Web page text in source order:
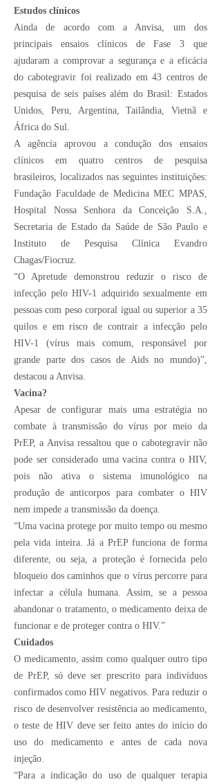
Estudos clínicos
Ainda de acordo com a Anvisa, um dos
principais ensaios clínicos de Fase 3 que
ajudaram a comprovar a segurança e a eficácia
do cabotegravir foi realizado em 43 centros de
pesquisa de seis países além do Brasil: Estados
Unidos, Peru, Argentina, Tailândia, Vietnã e
África do Sul.
A agência aprovou a condução dos ensaios
clínicos em quatro centros de pesquisa
brasileiros, localizados nas seguintes instituições:
Fundação Faculdade de Medicina MEC MPAS,
Hospital Nossa Senhora da Conceição S.A.,
Secretaria de Estado da Saúde de São Paulo e
Instituto de Pesquisa Clínica Evandro
Chagas/Fiocruz.
“O Apretude demonstrou reduzir o risco de
infecção pelo HIV-1 adquirido sexualmente em
pessoas com peso corporal igual ou superior a 35
quilos e em risco de contrair a infecção pelo
HIV-1 (vírus mais comum, responsável por
grande parte dos casos de Aids no mundo)”,
destacou a Anvisa.
Vacina?
Apesar de configurar mais uma estratégia no
combate à transmissão do vírus por meio da
PrEP, a Anvisa ressaltou que o cabotegravir não
pode ser considerado uma vacina contra o HIV,
pois não ativa o sistema imunológico na
produção de anticorpos para combater o HIV
nem impede a transmissão da doença.
“Uma vacina protege por muito tempo ou mesmo
pela vida inteira. Já a PrEP funciona de forma
diferente, ou seja, a proteção é fornecida pelo
bloqueio dos caminhos que o vírus percorre para
infectar a célula humana. Assim, se a pessoa
abandonar o tratamento, o medicamento deixa de
funcionar e de proteger contra o HIV.”
Cuidados
O medicamento, assim como qualquer outro tipo
de PrEP, só deve ser prescrito para indivíduos
confirmados como HIV negativos. Para reduzir o
risco de desenvolver resistência ao medicamento,
o teste de HIV deve ser feito antes do início do
uso do medicamento e antes de cada nova
injeção.
“Para a indicação do uso de qualquer terapia